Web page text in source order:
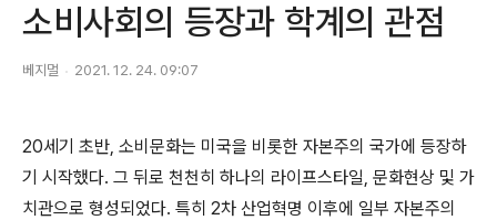
소비사회의 등장과 학계의 관점
베지멀 2021. 12. 24. 09:07
20세기 초반, 소비문화는 미국을 비롯한 자본주의 국가에 등장하
기 시작했다. 그 뒤로 천천히 하나의 라이프스타일, 문화현상 및 가
치관으로 형성되었다. 특히 2차 산업혁명 이후에 일부 자본주의